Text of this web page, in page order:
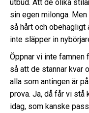
utbud. Att de olika
sin egen milonga.
så hårt och obehagligt
inte släpper in
Öppnar vi inte famnen
så att de stannar kvar
alla som antingen är
prova. Ja, då får vi stå
idag, som kanske